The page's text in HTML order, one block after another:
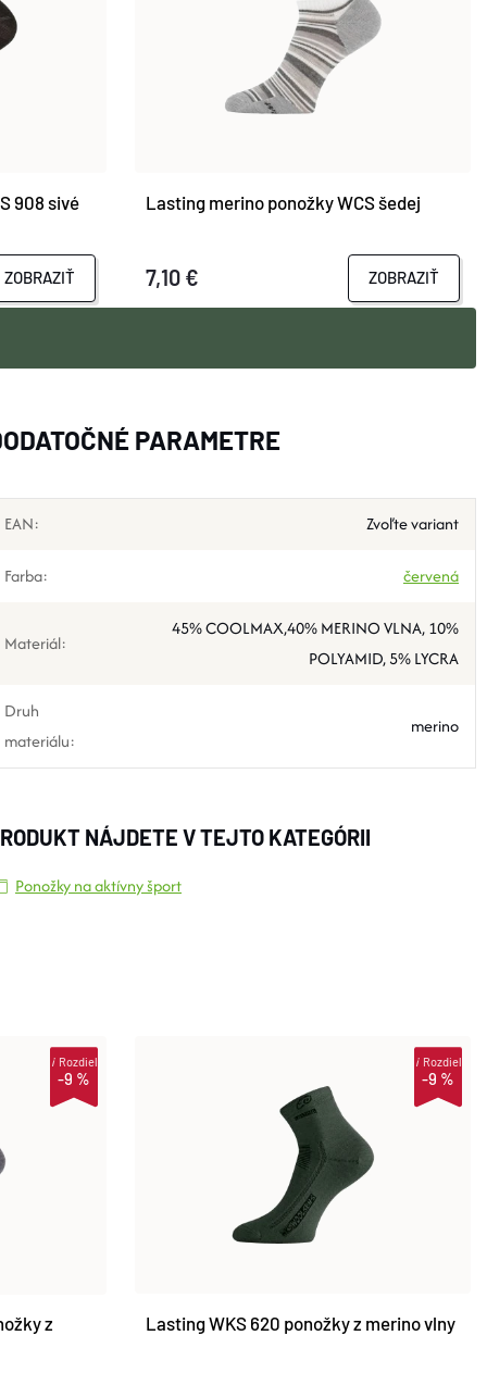
908 sivé
ZOBRAZIŤ
Lasting merino ponožky WCS šedej
7,10 € ZOBRAZIŤ
PARAMETRE
EAN: Zvoľte variant
Farba: červená
Materiál:
45% COOLMAX,40% MERINO VLNA, 10%
POLYAMID, 5% LYCRA
Druh
materiálu:
merino
NÁJDETE V TEJTO KATEGÓRII
Ponožky na aktívny šport
-9 %
iRozdiel
z
-9 %
iRozdiel
Lasting WKS 620 ponožky z merino vlny